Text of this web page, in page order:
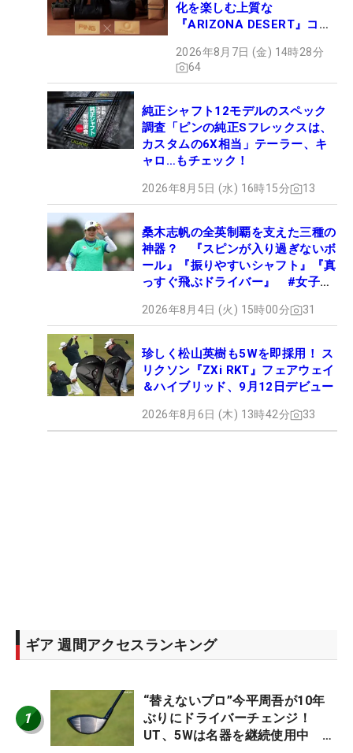
化を楽しむ上質な
『ARIZONA DESERT』コレ
ュー
2026年8月7日 (金) 14時28分
64
純正シャフト12モデルのスペック
調査「ピンの純正Sフレックスは、
カスタムの6X相当」テーラー、キ
ャロ…もチェック！
2026年8月5日 (水) 16時15分 13
桑木志帆の全英制覇を支えた三種の
神器？ 『スピンが入り過ぎないボ
ール』『振りやすいシャフト』『真
っすぐ飛ぶドライバー』 #女子プ
2026年8月4日 (火) 15時00分 31
珍しく松山英樹も5Wを即採用！ ス
リクソン『ZXi RKT』フェアウェイ
＆ハイブリッド、9月12日デビュー
2026年8月6日 (木) 13時42分 33
ギア 週間アクセスランキング
1
“替えないプロ”今平周吾が10年
ぶりにドライバーチェンジ！
UT、5Wは名器を継続使用中 #